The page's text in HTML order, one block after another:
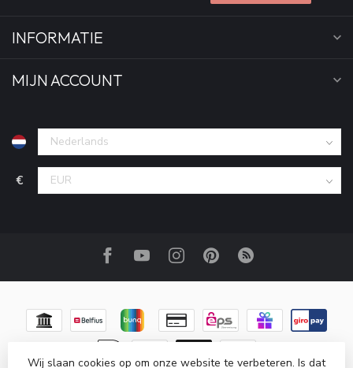
INFORMATIE
MIJN ACCOUNT
€
Wij slaan cookies op om onze website te verbeteren. Is dat